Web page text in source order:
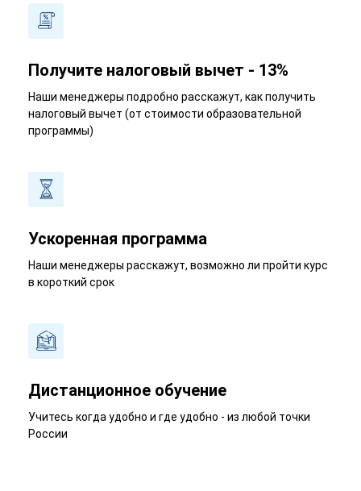
Получите налоговый вычет - 13%
Наши менеджеры подробно расскажут, как получить
налоговый вычет (от стоимости образовательной
программы)
Ускоренная программа
Наши менеджеры расскажут, возможно ли пройти курс
в короткий срок
Дистанционное обучение
Учитесь когда удобно и где удобно - из любой точки
России